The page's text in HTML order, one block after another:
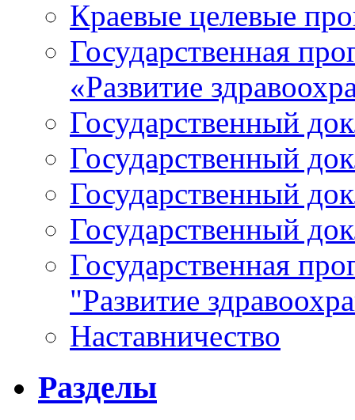
Краевые целевые
Государственная
«Развитие
Государственный
Государственный
Государственный
Государственный
Государственная
"Развитие
Наставничество
Разделы